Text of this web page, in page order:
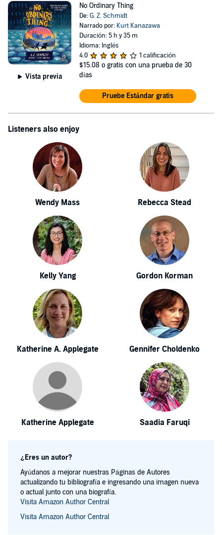
Vista previa
No Ordinary Thing
De:G. Z. Schmidt
Narrado por: Kurt Kanazawa
Duración: 5 h y 35 m
Idioma: Inglés
4.0
1 calificación
$15.08 o gratis con una prueba de 30
días
Pruebe Estándar gratis
Listeners also enjoy
Wendy Mass Rebecca Stead
Kelly Yang Gordon Korman
Katherine A. Applegate Gennifer Choldenko
Katherine Applegate Saadia Faruqi
¿Eres un autor?
Ayúdanos a mejorar nuestras Páginas de Autores
actualizando tu bibliografía e ingresando una imagen nueva
o actual junto con una biografía.
Visita Amazon Author Central
Visita Amazon Author Central